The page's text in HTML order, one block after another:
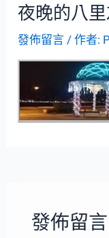
夜晚的八里
發佈留言 / 作者:
發佈留言